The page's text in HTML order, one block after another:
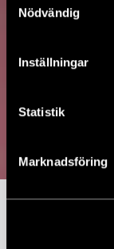
Nödvändig
Inställningar
Statistik
Marknadsföring
och
potatis